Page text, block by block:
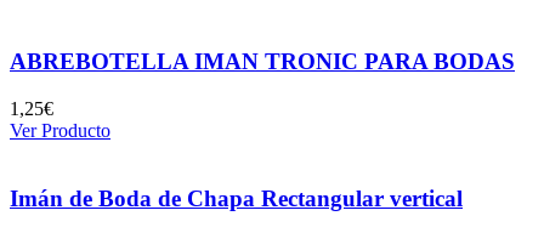
ABREBOTELLA IMAN TRONIC PARA BODAS
1,25€
Ver Producto
Imán de Boda de Chapa Rectangular vertical